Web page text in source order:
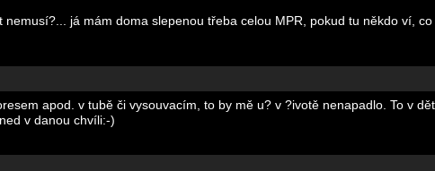
nemusí?... já mám doma slepenou třeba celou MPR, pokud tu někdo ví,
apod. v tubě či vysouvacím, to by mě u? v ?ivotě nenapadlo. To v
v danou chvíli:-)